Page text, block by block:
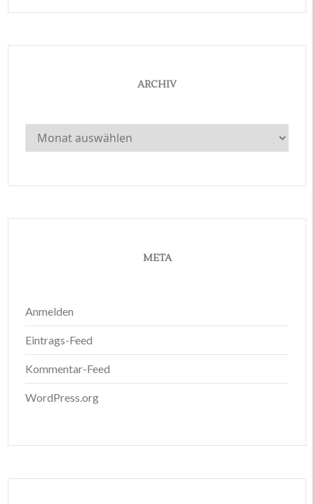
ARCHIV
Archiv
META
Anmelden
Eintrags-Feed
Kommentar-Feed
WordPress.org